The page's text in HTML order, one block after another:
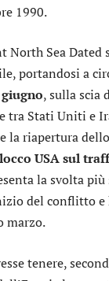
1990.
North Sea
portandosi a
, sulla scia
tra Stati Uniti e
la riapertura dello
USA sul
la svolta
del conflitto e
marzo.
tenere,